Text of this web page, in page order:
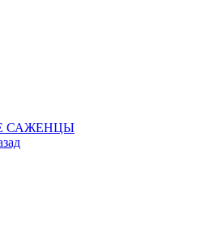
САЖЕНЦЫ